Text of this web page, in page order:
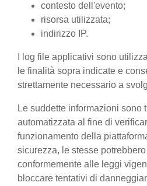
contesto dell'evento;
risorsa utilizzata;
indirizzo IP.
I log file applicativi sono
le finalità sopra indicate e
strettamente necessario a
Le suddette informazioni sono
automatizzata al fine di
funzionamento della
sicurezza, le stesse
conformemente alle leggi
bloccare tentativi di